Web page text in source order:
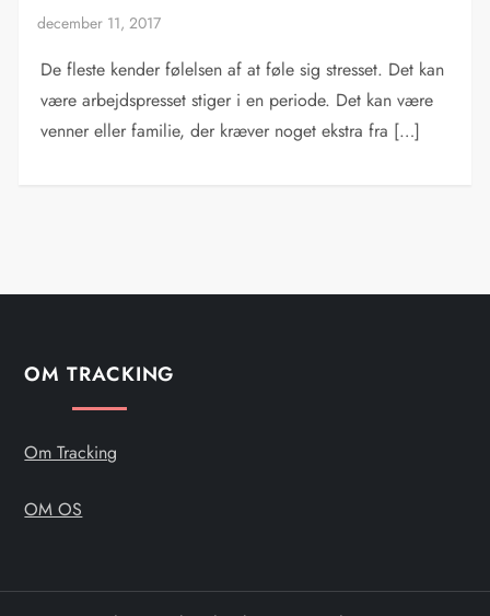
De fleste kender følelsen af at føle sig stresset. Det kan
være arbejdspresset stiger i en periode. Det kan være
venner eller familie, der kræver noget ekstra fra […]
OM TRACKING
Om Tracking
OM OS